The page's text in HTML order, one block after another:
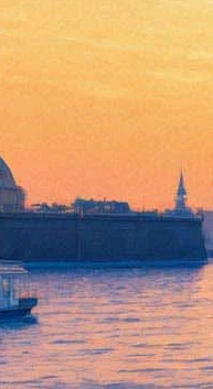
Пушки,